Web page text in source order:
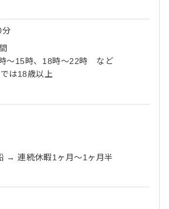
分
～15時、18時～22時 など
は18歳以上
→ 連続休暇1ヶ月～1ヶ月半